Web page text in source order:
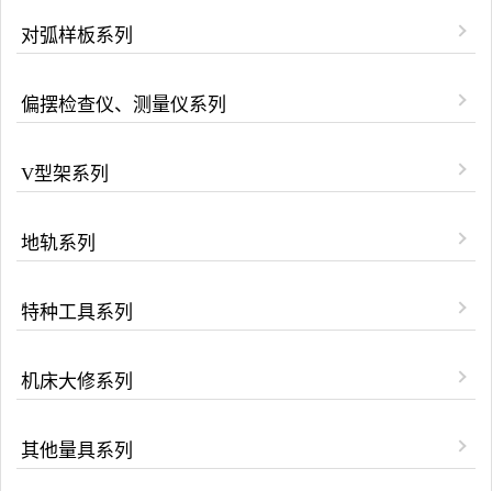
对弧样板系列
偏摆检查仪、测量仪系列
V型架系列
地轨系列
特种工具系列
机床大修系列
其他量具系列